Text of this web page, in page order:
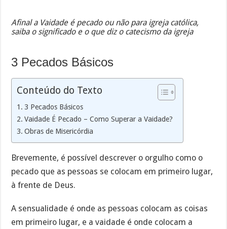
Afinal a Vaidade é pecado ou não para igreja católica,
saiba o significado e o que diz o catecismo da igreja
3 Pecados Básicos
Conteúdo do Texto
3 Pecados Básicos
Vaidade É Pecado – Como Superar a Vaidade?
Obras de Misericórdia
Brevemente, é possível descrever o orgulho como o
pecado que as pessoas se colocam em primeiro lugar,
à frente de Deus.
A sensualidade é onde as pessoas colocam as coisas
em primeiro lugar, e a vaidade é onde colocam a